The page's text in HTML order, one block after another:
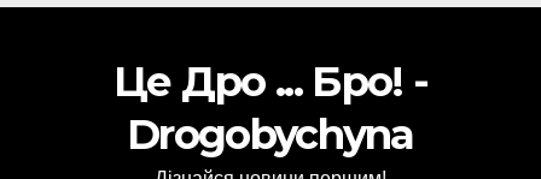
Це Дро ... Бро! -
Drogobychyna